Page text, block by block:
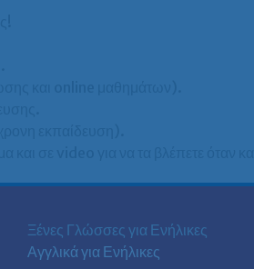
Ξένες Γλώσσες για Ενήλικες
Αγγλικά για Ενήλικες